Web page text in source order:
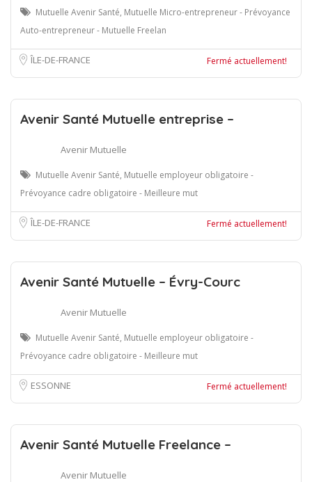
Mutuelle Avenir Santé, Mutuelle Micro-entrepreneur - Prévoyance
Auto-entrepreneur - Mutuelle Freelan
ÎLE-DE-FRANCE Fermé actuellement!
Avenir Santé Mutuelle entreprise –
Avenir Mutuelle
Mutuelle Avenir Santé, Mutuelle employeur obligatoire -
Prévoyance cadre obligatoire - Meilleure mut
ÎLE-DE-FRANCE Fermé actuellement!
Avenir Santé Mutuelle – Évry-Courc
Avenir Mutuelle
Mutuelle Avenir Santé, Mutuelle employeur obligatoire -
Prévoyance cadre obligatoire - Meilleure mut
ESSONNE Fermé actuellement!
Avenir Santé Mutuelle Freelance –
Avenir Mutuelle